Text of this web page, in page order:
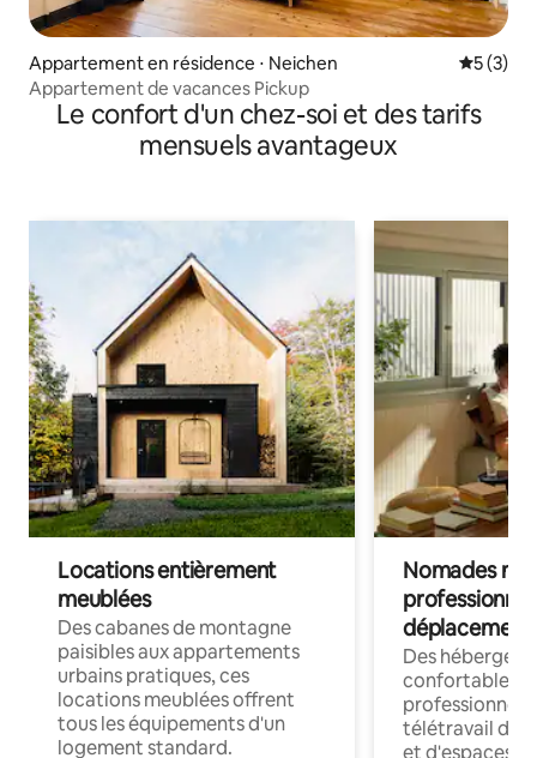
Appartement en résidence ⋅ Neichen
5 (3)
Appartement de vacances Pickup
Le confort d'un chez-soi et des tarifs
mensuels avantageux
Locations entièrement
meublées
Des cabanes de montagne
paisibles aux appartements
urbains pratiques, ces
locations meublées offrent
tous les équipements d'un
logement standard.
Nomades
déplacement
Des
confortables
professionnels
télétravail
et d'espaces